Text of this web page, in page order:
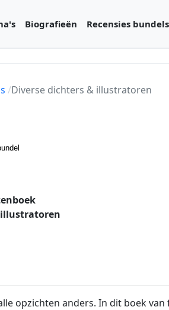
Biografieën Recensies bundels
Diverse dichters & illustratoren
illustratoren
opzichten anders. In dit boek